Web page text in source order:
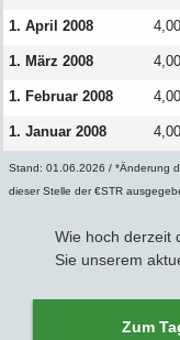
Stand: 01.06.2026 / *Änderung
dieser Stelle der €STR
1. April 2008
1. März 2008
1. Februar 2008
1. Januar 2008
Wie hoch derzeit
Sie unserem
Zum